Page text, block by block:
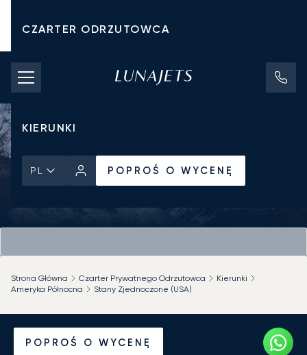
CZARTER ODRZUTOWCA
KOSZTY CZARTERU
PRYWATNE ODRZUTOWCE
KIERUNKI
PL POPROŚ O WYCENĘ
POPROŚ O WYCENĘ
Strona Główna Czarter Prywatnego Odrzutowca
Kierunki
Ameryka Północna
Stany Zjednoczone (USA)
Wynajmij jet prywatny